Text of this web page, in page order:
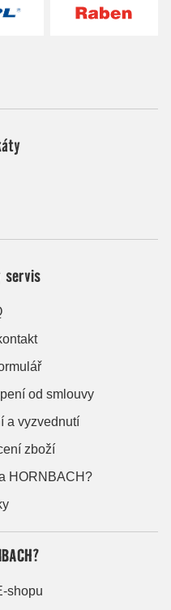
servis
od smlouvy
a vyzvednutí
zboží
HORNBACH?
shopu